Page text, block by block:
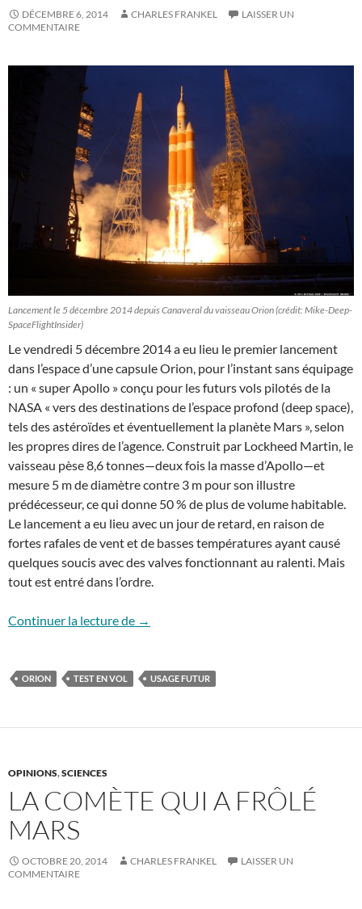
DÉCEMBRE 6, 2014 CHARLES FRANKEL
LAISSER UN
COMMENTAIRE
Lancement le 5 décembre 2014 depuis Canaveral du vaisseau Orion (crédit: Mike-Deep-
SpaceFlightInsider)
Le vendredi 5 décembre 2014 a eu lieu le premier lancement
dans l’espace d’une capsule Orion, pour l’instant sans équipage
: un « super Apollo » conçu pour les futurs vols pilotés de la
NASA « vers des destinations de l’espace profond (deep space),
tels des astéroïdes et éventuellement la planète Mars », selon
les propres dires de l’agence. Construit par Lockheed Martin, le
vaisseau pèse 8,6 tonnes—deux fois la masse d’Apollo—et
mesure 5 m de diamètre contre 3 m pour son illustre
prédécesseur, ce qui donne 50 % de plus de volume habitable.
Le lancement a eu lieu avec un jour de retard, en raison de
fortes rafales de vent et de basses températures ayant causé
quelques soucis avec des valves fonctionnant au ralenti. Mais
tout est entré dans l’ordre.
Continuer la lecture de Premier vol du vaisseau Orion : et après ?
→
ORION TEST EN VOL USAGE FUTUR
OPINIONS,SCIENCES
LA COMÈTE QUI A FRÔLÉ
MARS
OCTOBRE 20, 2014 CHARLES FRANKEL
LAISSER UN
COMMENTAIRE